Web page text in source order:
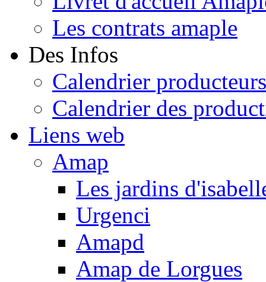
Les contrats amaple
Des Infos
Calendrier producteurs
Calendrier des
Liens web
Amap
Les jardins
Urgenci
Amapd
Amap de Lorgues